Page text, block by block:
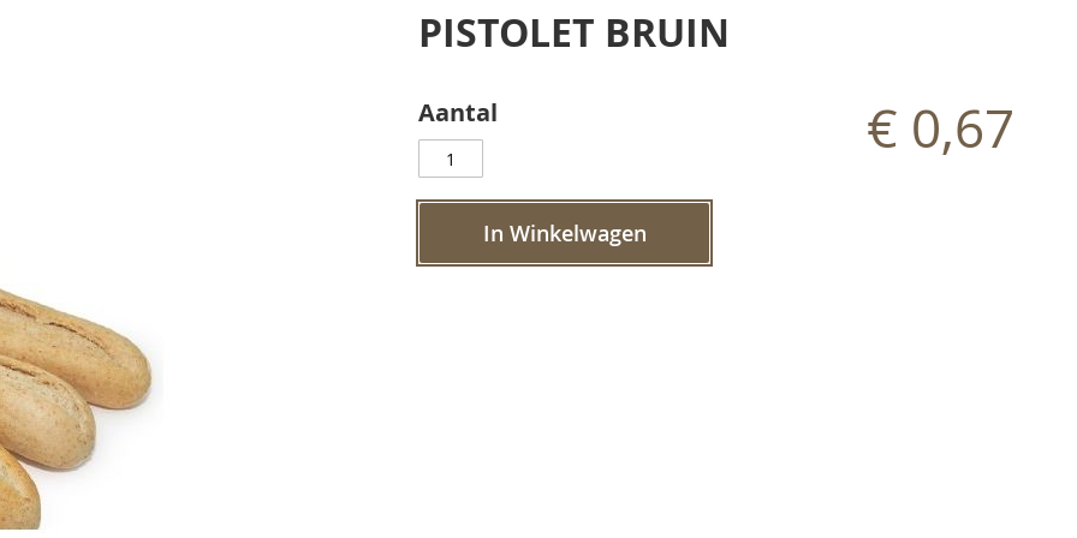
PISTOLET BRUIN
Aantal € 0,67
In Winkelwagen